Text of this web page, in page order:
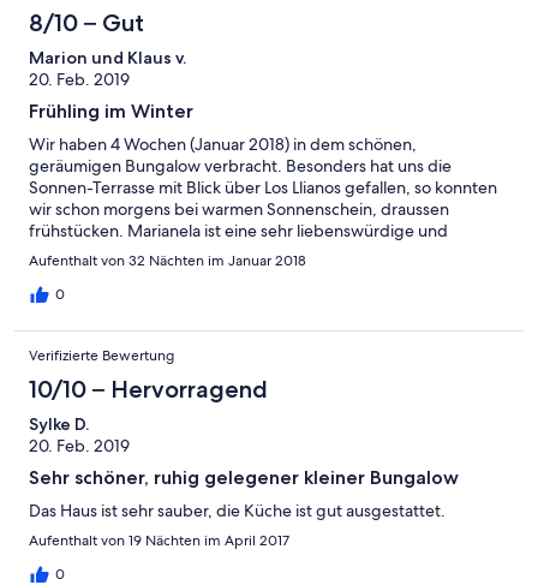
8/10 – Gut
Marion und Klaus v.
20. Feb. 2019
Frühling im Winter
Wir haben 4 Wochen (Januar 2018) in dem schönen,
geräumigen Bungalow verbracht. Besonders hat uns die
Sonnen-Terrasse mit Blick über Los Llianos gefallen, so konnten
wir schon morgens bei warmen Sonnenschein, draussen
frühstücken. Marianela ist eine sehr liebenswürdige und
zugewandte Vermieterin, die sehr um das Wohl ihrer Gäste
Wesentliches gut klären. An den machmal sehr kühlen Abenden
ausreichend. Wir würden die Unterkunft jederzeit wieder
buchen, wenn in dieser Jahreszeit ein besseres Heizgerät
verfügbar wäre.
Aufenthalt von 32 Nächten im Januar 2018
0
Verifizierte Bewertung
10/10 – Hervorragend
Sylke D.
20. Feb. 2019
Sehr schöner, ruhig gelegener kleiner Bungalow
Das Haus ist sehr sauber, die Küche ist gut ausgestattet.
Aufenthalt von 19 Nächten im April 2017
0